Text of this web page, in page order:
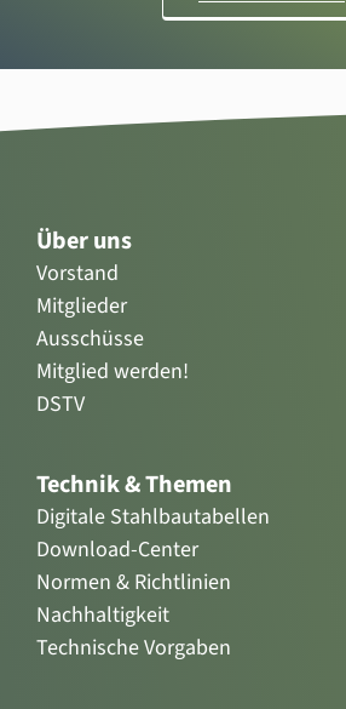
Über uns
Vorstand
Mitglieder
Ausschüsse
Mitglied werden!
DSTV
Technik & Themen
Digitale Stahlbautabellen
Download-Center
Normen & Richtlinien
Nachhaltigkeit
Technische Vorgaben